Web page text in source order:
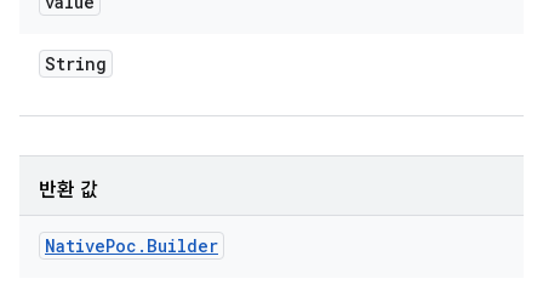
String
반환 값
NativePoc . Builder